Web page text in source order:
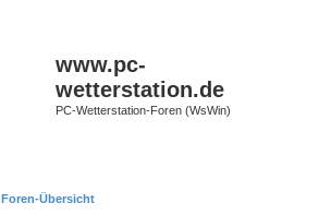
www.pc-
wetterstation.de
PC-Wetterstation-Foren (WsWin)
Foren-Übersicht